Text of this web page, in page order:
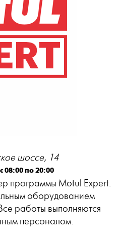
шоссе, 14
08:00 по 20:00
программы Motul Expert.
оборудованием
работы выполняются
персоналом.